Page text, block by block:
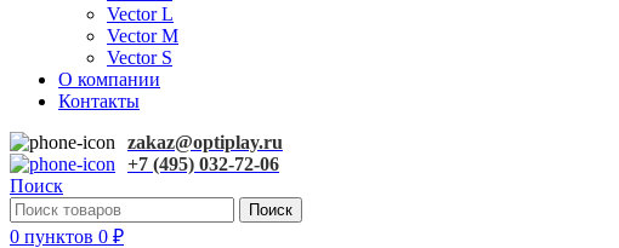
Vector L
Vector M
Vector S
О компании
Контакты
zakaz@optiplay.ru
+7 (495) 032-72-06
Поиск
Поиск
0 пунктов 0 ₽